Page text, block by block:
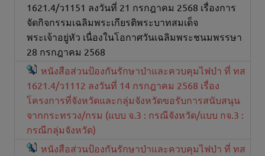
1621.4/ว1151 ลงวันที่ 21 กรกฎาคม 2568 เรื่องการ
จัดกิจกรรมเฉลิมพระเกียรติพระบาทสมเด็จ
พระเจ้าอยู่หัว เนื่องในโอกาศวันเฉลิมพระชนมพรรษา
28 กรกฎาคม 2568
หนังสือส่วนป้องกันรักษาป่าและควบคุมไฟป่า ที่ ทส
1621.4/ว1112 ลงวันที่ 14 กรกฎาคม 2568 เรื่อง
โครงการที่จังหวัดและกลุ่มจังหวัดขอรับการสนับสนุน
จากกระทรวง/กรม (แบบ จ.3 : กรณีจังหวัด/แบบ กจ.3 :
กรณีกลุ่มจังหวัด)
หนังสือส่วนป้องกันรักษาป่าและควบคุมไฟป่า ที่ ทส